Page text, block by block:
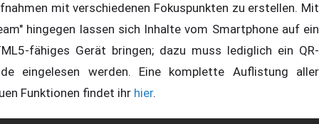
mit verschiedenen Fokuspunkten zu erstellen. Mit
hingegen lassen sich Inhalte vom Smartphone auf ein
fähiges Gerät bringen; dazu muss lediglich ein QR-
eingelesen werden. Eine komplette Auflistung aller
Funktionen findet ihr hier.